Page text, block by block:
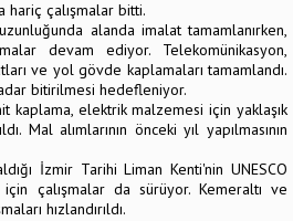
hariç çalışmalar bitti.
alanda imalat tamamlanırken,
devam ediyor. Telekomünikasyon,
ve yol gövde kaplamaları tamamlandı.
bitirilmesi hedefleniyor.
kaplama, elektrik malzemesi için yaklaşık
Mal alımlarının önceki yıl yapılmasının
İzmir Tarihi Liman Kenti'nin UNESCO
çalışmalar da sürüyor. Kemeraltı ve
hızlandırıldı.